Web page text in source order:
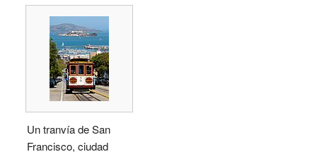
Un tranvía de San
Francisco, ciudad